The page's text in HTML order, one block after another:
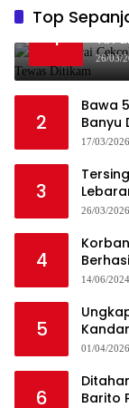
Top
1
Niat
Tiri
26/03/
2
Bawa
Banyu
17/03/2026
3
26/03/2026
4
14/06/2024
5
HSS
01/04/2026
6
Barito